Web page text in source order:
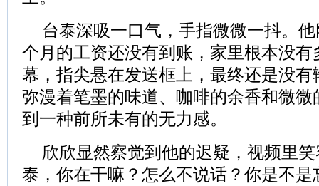
台泰深吸一口气，手指微微一抖。
个月的工资还没有到账，家里根本没
幕，指尖悬在发送框上，最终还是没
弥漫着笔墨的味道、咖啡的余香和微
到一种前所未有的无力感。
欣欣显然察觉到他的迟疑，视频里
泰，你在干嘛？怎么不说话？你是不是